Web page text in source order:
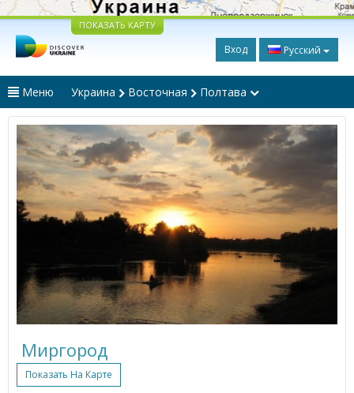
ПОКАЗАТЬ КАРТУ
Вход Русский
Меню Украина Восточная Полтава
Миргород
Показать На Карте